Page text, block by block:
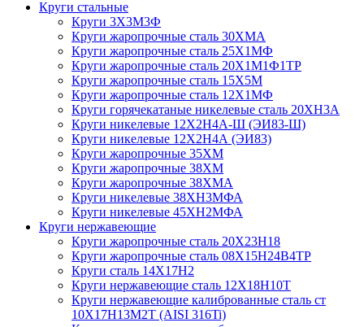
Круги стальные
Круги 3Х3М3Ф
Круги жаропрочные сталь 30ХМА
Круги жаропрочные сталь 25Х1МФ
Круги жаропрочные сталь 20Х1М1Ф1ТР
Круги жаропрочные сталь 15Х5М
Круги жаропрочные сталь 12Х1МФ
Круги горячекатаные никелевые сталь 20ХН3А
Круги никелевые 12Х2Н4А-Ш (ЭИ83-Ш)
Круги никелевые 12Х2Н4А (ЭИ83)
Круги жаропрочные 35ХМ
Круги жаропрочные 38ХМ
Круги жаропрочные 38ХМА
Круги никелевые 38XH3MФА
Круги никелевые 45ХН2МФА
Круги нержавеющие
Круги жаропрочные сталь 20Х23Н18
Круги жаропрочные сталь 08Х15Н24В4ТР
Круги сталь 14Х17Н2
Круги нержавеющие сталь 12Х18Н10Т
Круги нержавеющие калиброванные сталь ст
10Х17Н13М2Т (AISI 316Ti)